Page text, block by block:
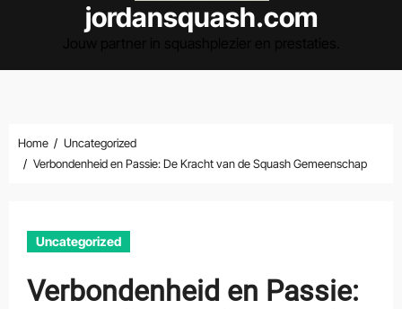
jordansquash.com
Home
Uncategorized
Verbondenheid en Passie: De Kracht van de Squash Gemeenschap
Uncategorized
Verbondenheid en Passie: